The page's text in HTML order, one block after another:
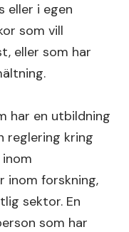
eller i egen
som vill
eller som har
har en utbildning
reglering kring
inom forskning,
sektor. En
som har